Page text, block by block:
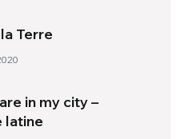
Terre
in my city –
latine